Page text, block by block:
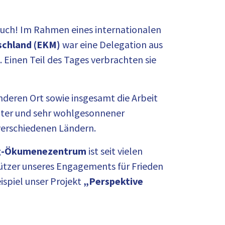
Im Rahmen eines internationalen
(EKM) war eine Delegation aus
Teil des Tages verbrachten sie
Ort sowie insgesamt die Arbeit
und sehr wohlgesonnener
Ländern.
Ökumenezentrum ist seit vielen
unseres Engagements für Frieden
unser Projekt „Perspektive